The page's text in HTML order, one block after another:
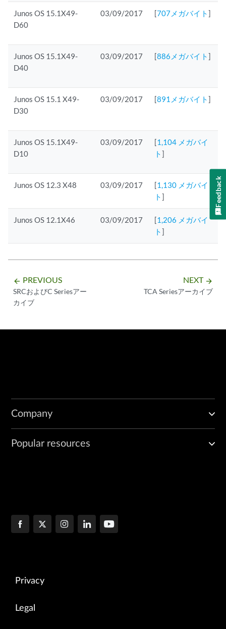
Junos OS 15.1X49-
D60
03/09/2017 [707メガバイト]
Junos OS 15.1X49-
D40
03/09/2017 [886メガバイト]
Junos OS 15.1 X49-
D30
03/09/2017 [891メガバイト]
Junos OS 15.1X49-
D10
03/09/2017 [1,104 メガバイ
ト]
Junos OS 12.3 X48 03/09/2017 [1,130 メガバイ
ト]
Junos OS 12.1X46 03/09/2017 [1,206 メガバイ
ト]
arrow_backward PREVIOUS
SRCおよびC Seriesアー
カイブ
NEXT arrow_forward
TCA Seriesアーカイブ
Company
Popular resources
Privacy
Legal
Feedback